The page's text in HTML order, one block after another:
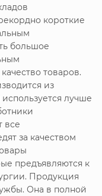
короткие
большое
товаров.
из
лучше
все
за качеством
предъявляются к
Продукция
Она в полной